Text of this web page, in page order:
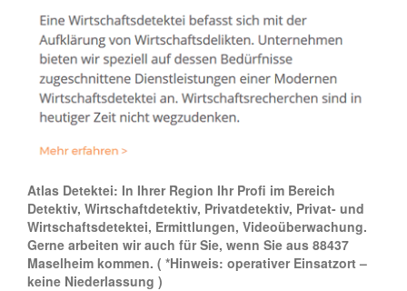
Atlas Detektei: In Ihrer Region Ihr Profi im Bereich
Detektiv, Wirtschaftdetektiv, Privatdetektiv, Privat- und
Wirtschaftsdetektei, Ermittlungen, Videoüberwachung.
Gerne arbeiten wir auch für Sie, wenn Sie aus 88437
Maselheim kommen. ( *Hinweis: operativer Einsatzort –
keine Niederlassung )